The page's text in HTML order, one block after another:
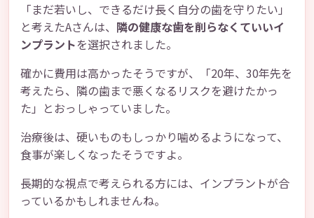
「まだ若いし、できるだけ長く自分の歯を守りたい」
と考えたAさんは、 隣の健康な歯を削らなくていいイ
ンプラントを選択されました。
確かに費用は高かったそうですが、「20年、30年先を
考えたら、隣の歯まで悪くなるリスクを避けたかっ
た」とおっしゃっていました。
治療後は、硬いものもしっかり噛めるようになって、
食事が楽しくなったそうですよ。
長期的な視点で考えられる方には、インプラントが合
っているかもしれませんね。